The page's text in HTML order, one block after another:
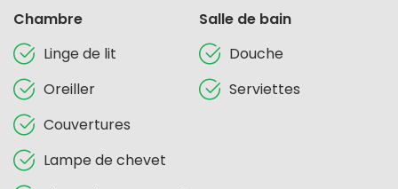
Chambre
Linge de lit
Oreiller
Couvertures
Lampe de chevet
Salle de bain
Douche
Serviettes